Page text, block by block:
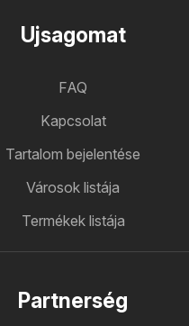
Ujsagomat
FAQ
Kapcsolat
Tartalom bejelentése
Városok listája
Termékek listája
Partnerség